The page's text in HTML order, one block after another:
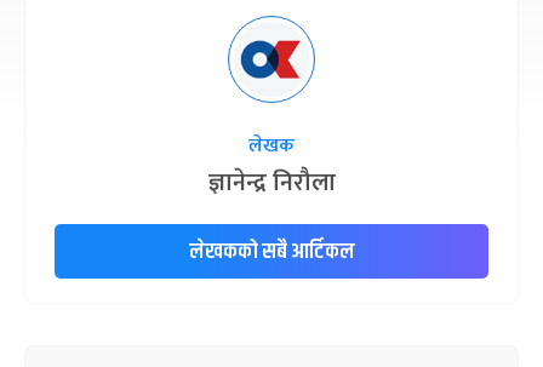
लेखक
ज्ञानेन्द्र निरौला
लेखकको सबै आर्टिकल